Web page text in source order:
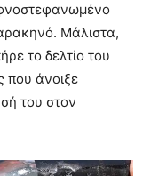
Μάλιστα,
το δελτίο του
που άνοιξε
του στον